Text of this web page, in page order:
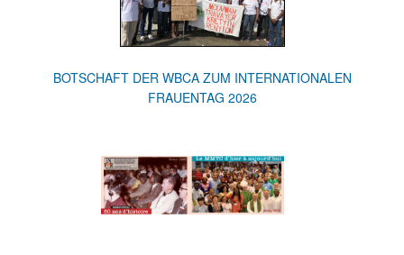
BOTSCHAFT DER WBCA ZUM INTERNATIONALEN
FRAUENTAG 2026